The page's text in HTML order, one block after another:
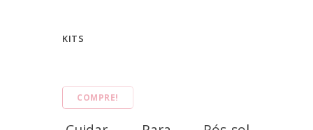
KITS
COMPRE!